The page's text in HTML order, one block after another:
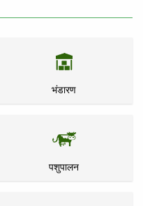
भंडारण
पशुपालन